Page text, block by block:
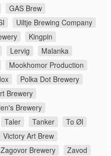
GAS Brew
Uiltje Brewing Company
Kingpin
Lervig
Malanka
Mookhomor Production
Polka Dot Brewery
Brewery
Brewery
Taler Tanker
To Øl
Victory Art Brew
Zagovor Brewery
Zavod